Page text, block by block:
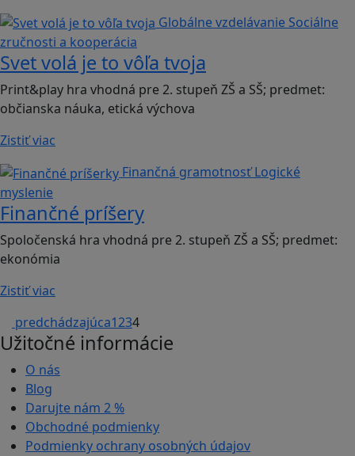
Globálne vzdelávanie Sociálne
zručnosti a kooperácia
Svet volá je to vôľa tvoja
Print&play hra vhodná pre 2. stupeň ZŠ a SŠ; predmet:
občianska náuka, etická výchova
Zistiť viac
Finančná gramotnosťLogické
myslenie
Finančné príšery
Spoločenská hra vhodná pre 2. stupeň ZŠ a SŠ; predmet:
ekonómia
Zistiť viac
predchádzajúca1234
Užitočné informácie
O nás
Blog
Darujte nám 2 %
Obchodné podmienky
Podmienky ochrany osobných údajov